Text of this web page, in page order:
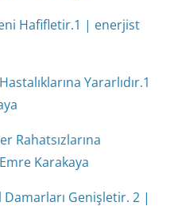
Hafifletir.1 | enerjist
Yararlıdır.1
Rahatsızlarına
Karakaya
Damarları Genişletir. 2 |